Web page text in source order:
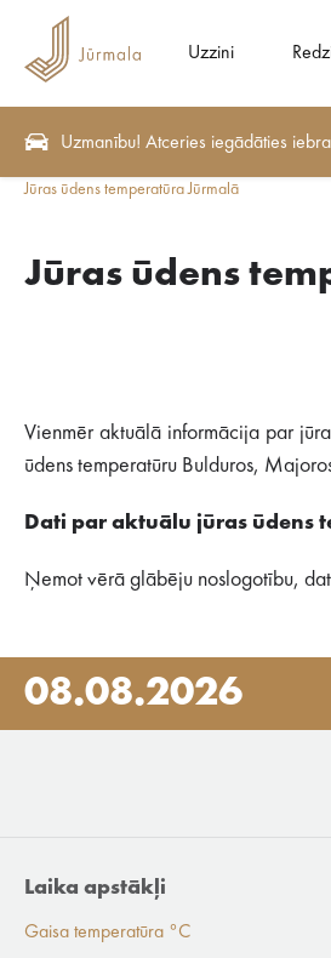
Uzzini
Uzmanību! Atceries iegādāties
Jūras ūdens temperatūra Jūrmalā
Jūras ūdens
Vienmēr aktuālā informācija par
ūdens temperatūru Bulduros,
Dati par aktuālu jūras ūdens
Ņemot vērā glābēju noslogotību,
08.08.2026
Laika apstākļi
Gaisa temperatūra °C